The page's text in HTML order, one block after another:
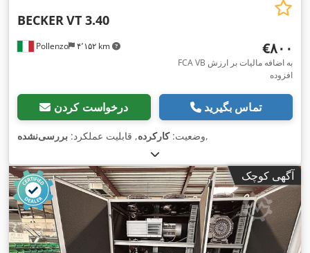
Pollenzo ۴٬۱۵۲ km
BECKER VT 3.40
‎€۸۰۰
FCA VB به اضافه مالیات بر ارزش
افزوده
درخواست کردن تماس بگیرید
وضعیت:کارکرده, قابلیت عملکرد: بررسی‌نشده ,
آگهی کوچک